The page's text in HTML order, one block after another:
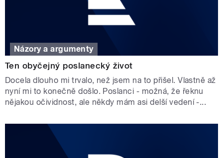
Názory a argumenty
Ten obyčejný poslanecký život
Docela dlouho mi trvalo, než jsem na to přišel. Vlastně až
nyní mi to konečně došlo. Poslanci - možná, že řeknu
nějakou očividnost, ale někdy mám asi delší vedení -...